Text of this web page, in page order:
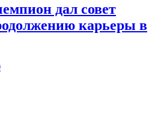
дал совет
карьеры в